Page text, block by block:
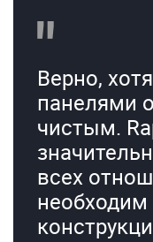
Верно,
панелями
чистым.
всех